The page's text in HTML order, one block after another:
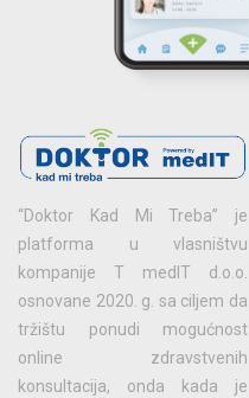
“Doktor Kad Mi Treba” je
platforma u vlasništvu
kompanije T medIT d.o.o.
osnovane 2020. g. sa ciljem da
tržištu ponudi mogućnost
online zdravstvenih
konsultacija, onda kada je